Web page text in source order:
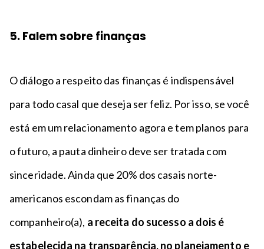
5. Falem sobre finanças
O diálogo a respeito das finanças é indispensável
para todo casal que deseja ser feliz. Por isso, se você
está em um relacionamento agora e tem planos para
o futuro, a pauta dinheiro deve ser tratada com
sinceridade. Ainda que 20% dos casais norte-
americanos escondam as finanças do
companheiro(a), a receita do sucesso a dois é
estabelecida na transparência, no planejamento e